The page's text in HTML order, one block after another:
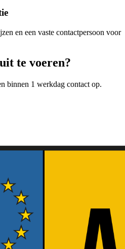
en een vaste contactpersoon voor
te voeren?
binnen 1 werkdag contact op.